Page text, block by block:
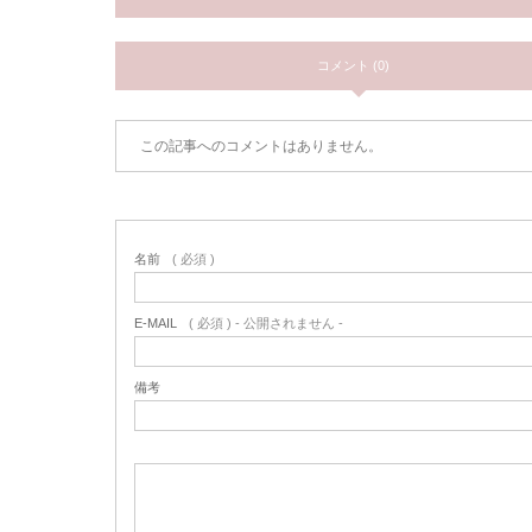
コメント (0)
この記事へのコメントはありません。
名前 ( 必須 )
E-MAIL ( 必須 ) - 公開されません -
備考